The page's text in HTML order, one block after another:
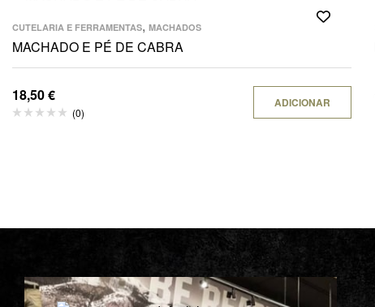
CUTELARIA E FERRAMENTAS, MACHADOS
MACHADO E PÉ DE CABRA
18,50€
(0)
ADICIONAR